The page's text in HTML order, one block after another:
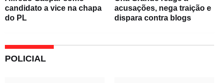
candidato a vice na chapa
do PL
acusações, nega traição e
dispara contra blogs
POLICIAL